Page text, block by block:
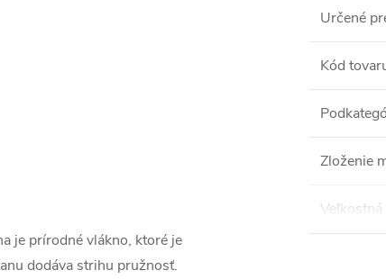
je prírodné vlákno, ktoré je
dodáva strihu pružnosť.
Určené
Kód
Zloženie